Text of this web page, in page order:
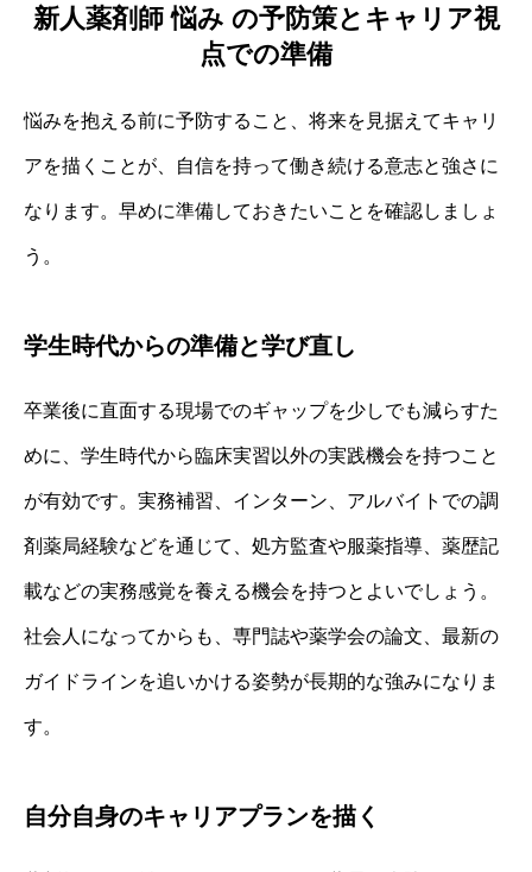
新人薬剤師 悩み の予防策とキャリア視
点での準備
悩みを抱える前に予防すること、将来を見据えてキャリ
アを描くことが、自信を持って働き続ける意志と強さに
なります。早めに準備しておきたいことを確認しましょ
う。
学生時代からの準備と学び直し
卒業後に直面する現場でのギャップを少しでも減らすた
めに、学生時代から臨床実習以外の実践機会を持つこと
が有効です。実務補習、インターン、アルバイトでの調
剤薬局経験などを通じて、処方監査や服薬指導、薬歴記
載などの実務感覚を養える機会を持つとよいでしょう。
社会人になってからも、専門誌や薬学会の論文、最新の
ガイドラインを追いかける姿勢が長期的な強みになりま
す。
自分自身のキャリアプランを描く